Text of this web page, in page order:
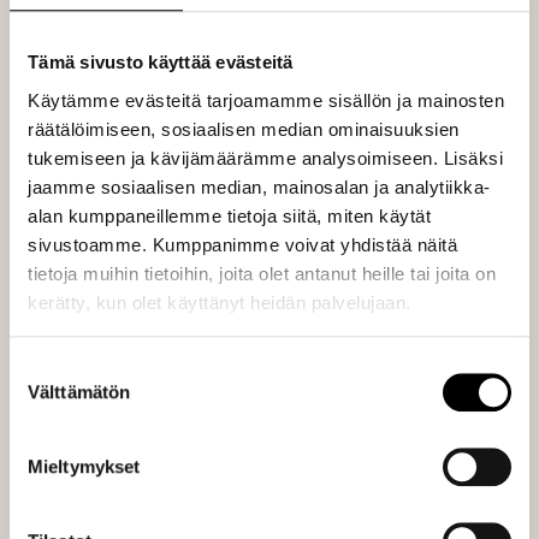
Tämä sivusto käyttää evästeitä
Käytämme evästeitä tarjoamamme sisällön ja mainosten
räätälöimiseen, sosiaalisen median ominaisuuksien
tukemiseen ja kävijämäärämme analysoimiseen. Lisäksi
jaamme sosiaalisen median, mainosalan ja analytiikka-
alan kumppaneillemme tietoja siitä, miten käytät
sivustoamme. Kumppanimme voivat yhdistää näitä
tietoja muihin tietoihin, joita olet antanut heille tai joita on
kerätty, kun olet käyttänyt heidän palvelujaan.
valinta
Välttämätön
Mieltymykset
symbioottiset suhteet kuvastavat yhteistyön voimaa,
joka on keskeistä uudistavassa liiketoiminnassa.
Pitkäjänteisyys ja resilienssi toimivat inspiraationa
liiketoiminnalle, joka pyrkii kestävään kasvuun ja
jatkuvaan parantamiseen.
Näin luonto opettaa meille, kuinka voimme luoda
liiketoimintamalleja, jotka eivät ainoastaan vähennä
ympäristöhaittoja, vaan myös aktiivisesti edistävät
jossa huomioidaan kaikki